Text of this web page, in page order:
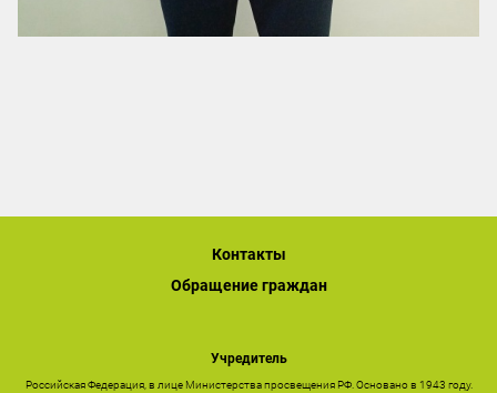
Контакты
Обращение граждан
Учредитель
Российская Федерация, в лице Министерства просвещения РФ. Основано в 1943 году.